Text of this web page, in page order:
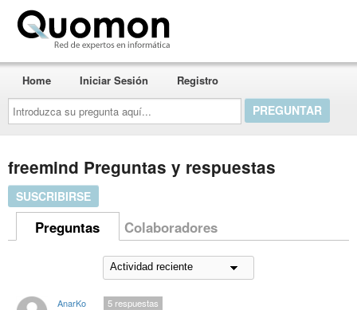
Introduzca
su
pregunta
aquí...
Home Iniciar Sesión Registro
freemind Preguntas y respuestas
SUSCRIBIRSE
Preguntas Colaboradores
AnarKo 5respuestas